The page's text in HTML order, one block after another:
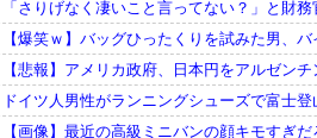
Mute